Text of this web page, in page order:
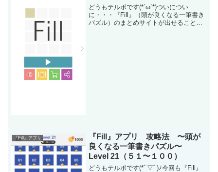
どうもテルポです(*´ω`*)ついについ
に・・・『Fill』（頭が良くなる一筆書き
パズル）のまとめサイトが出せることに
『Fill』アプリ
『Fill』アプリ 攻略法 〜頭が
良くなる一筆書きパズル〜
Level 21（５１〜１００）
どうもテルポです(*ﾟ▽ﾟ)ﾉ今回も『Fill』